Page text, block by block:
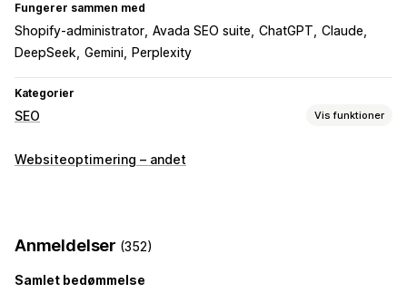
Fungerer sammen med
Shopify-administrator Avada SEO suite ChatGPT Claude
DeepSeek Gemini Perplexity
Kategorier
SEO Vis funktioner
SEO-værktøjer
Overvågning af resultater
Websiteoptimering – andet
Anmeldelser (352)
Samlet bedømmelse